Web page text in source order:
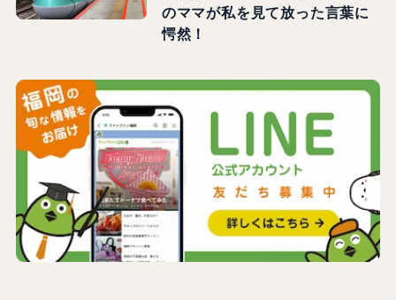
のママが私を見て放った言葉に
愕然！